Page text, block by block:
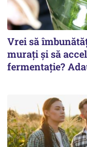
Vrei să
murați și să
fermentație?